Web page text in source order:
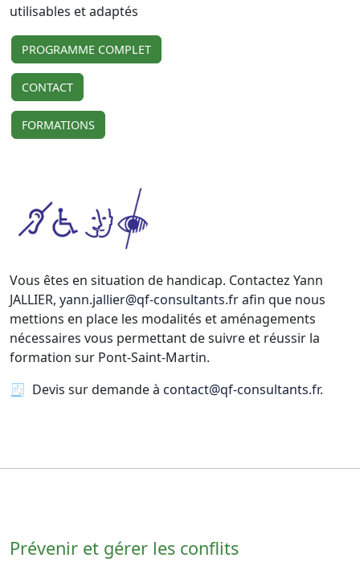
utilisables et adaptés
PROGRAMME COMPLET
CONTACT
FORMATIONS
Vous êtes en situation de handicap. Contactez Yann
JALLIER, yann.jallier@qf-consultants.frafin que nous
mettions en place les modalités et aménagements
nécessaires vous permettant de suivre et réussir la
formation sur Pont-Saint-Martin.
🧾 Devis sur demande à contact@qf-consultants.fr.
Prévenir et gérer les conflits